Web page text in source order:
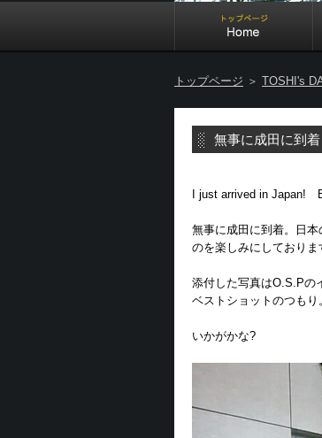
トップページ ＞ TOSHI's
無事に成田に到着
I just arrived in Japan!
無事に成田に到着。日
のを楽しみにしておりま
添付した写真はO.S.Pの
ベストショットのつもり
いかがかな?